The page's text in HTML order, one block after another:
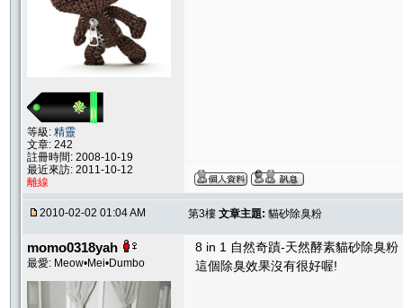
等級: 精靈
文章: 242
註冊時間: 2008-10-19
最近來訪: 2011-10-12
離線
2010-02-02 01:04 AM 第3樓 文章主題: 貓砂除臭粉
momo0318yah
最愛: Meow•Mei•Dumbo
8 in 1 自然奇蹟-天然酵素貓砂除臭粉
這個除臭效果沒有很好喔!